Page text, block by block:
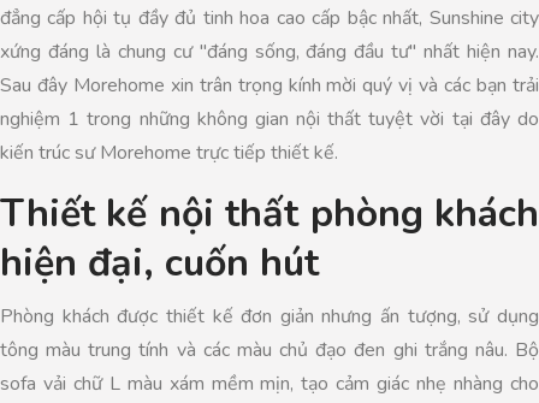
đẳng cấp hội tụ đầy đủ tinh hoa cao cấp bậc nhất, Sunshine city
xứng đáng là chung cư "đáng sống, đáng đầu tư" nhất hiện nay.
Sau đây Morehome xin trân trọng kính mời quý vị và các bạn trải
nghiệm 1 trong những không gian nội thất tuyệt vời tại đây do
kiến trúc sư Morehome trực tiếp thiết kế.
Thiết kế nội thất phòng khách
hiện đại, cuốn hút
Phòng khách được thiết kế đơn giản nhưng ấn tượng, sử dụng
tông màu trung tính và các màu chủ đạo đen ghi trắng nâu. Bộ
sofa vải chữ L màu xám mềm mịn, tạo cảm giác nhẹ nhàng cho